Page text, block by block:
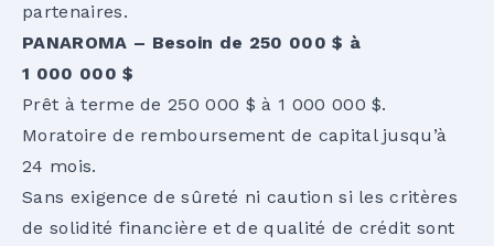
partenaires.
PANAROMA – Besoin de 250 000 $ à
1 000 000 $
Prêt à terme de 250 000 $ à 1 000 000 $.
Moratoire de remboursement de capital jusqu’à
24 mois.
Sans exigence de sûreté ni caution si les critères
de solidité financière et de qualité de crédit sont